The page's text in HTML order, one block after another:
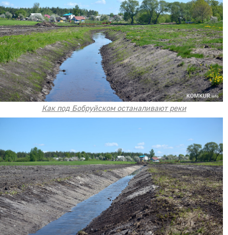
Как под Бобруйском останаливают реки